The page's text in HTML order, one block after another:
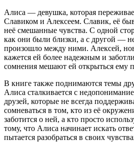
Алиса — девушка, которая
Славиком и Алексеем. Славик, её
неё смешанные чувства. С одной
как они были близки, а с другой —
произошло между ними. Алексей,
кажется ей более надежным и
сомнения мешают ей открыться ему
В книге также поднимаются темы
Алиса сталкивается с
друзей, которые не всегда
сомневаться в том, кто из её
заботится о ней, а кто просто
тому, что Алиса начинает искать
пытается разобраться в своих